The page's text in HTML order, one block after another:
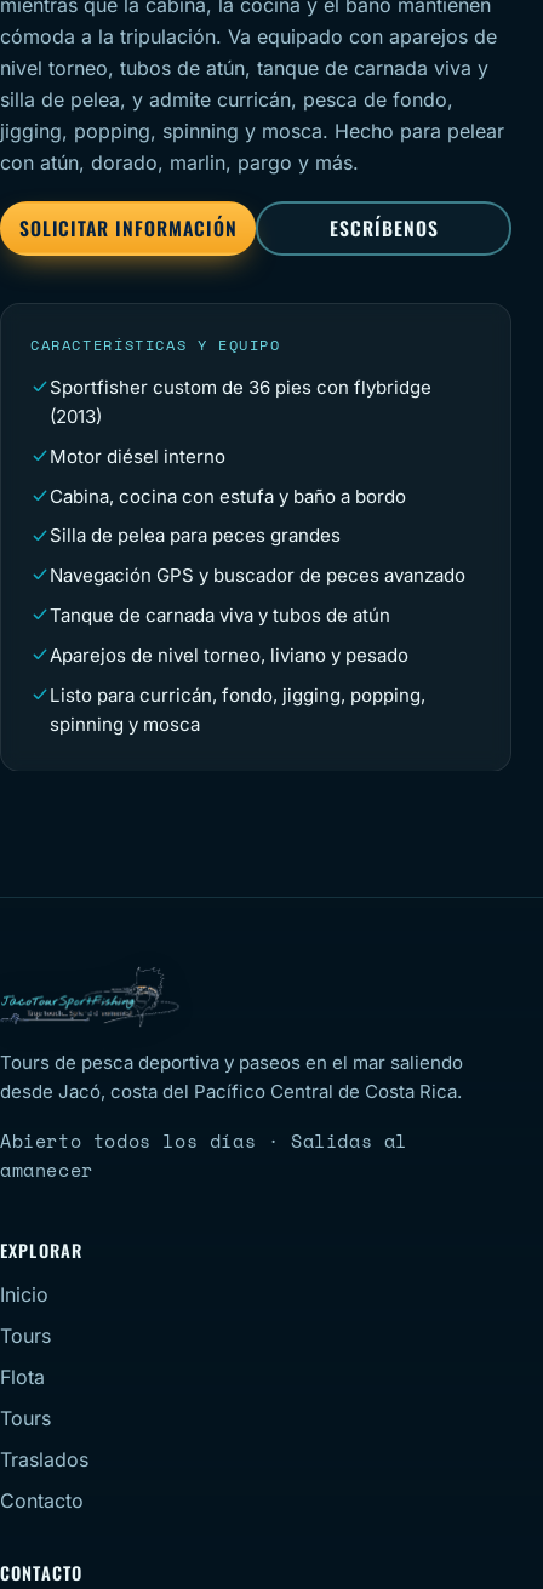
cómoda a la tripulación. Va equipado con aparejos de
nivel torneo, tubos de atún, tanque de carnada viva y
silla de pelea, y admite curricán, pesca de fondo,
jigging, popping, spinning y mosca. Hecho para pelear
con atún, dorado, marlin, pargo y más.
SOLICITAR INFORMACIÓN ESCRÍBENOS
CARACTERÍSTICAS Y EQUIPO
Sportfisher custom de 36 pies con flybridge
(2013)
Motor diésel interno
Cabina, cocina con estufa y baño a bordo
Silla de pelea para peces grandes
Navegación GPS y buscador de peces avanzado
Tanque de carnada viva y tubos de atún
Aparejos de nivel torneo, liviano y pesado
Listo para curricán, fondo, jigging, popping,
spinning y mosca
Tours de pesca deportiva y paseos en el mar saliendo
desde Jacó, costa del Pacífico Central de Costa Rica.
Abierto todos los días · Salidas al
amanecer
EXPLORAR
Inicio
Tours
Flota
Tours
Traslados
Contacto
CONTACTO